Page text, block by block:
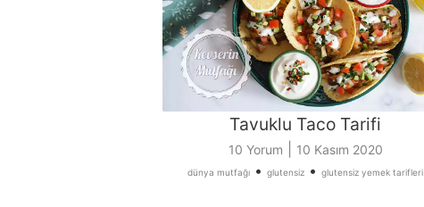
Tavuklu Taco Tarifi
10 Yorum 10 Kasım 2020
dünya mutfağı • glutensiz • glutensiz yemek tarifleri